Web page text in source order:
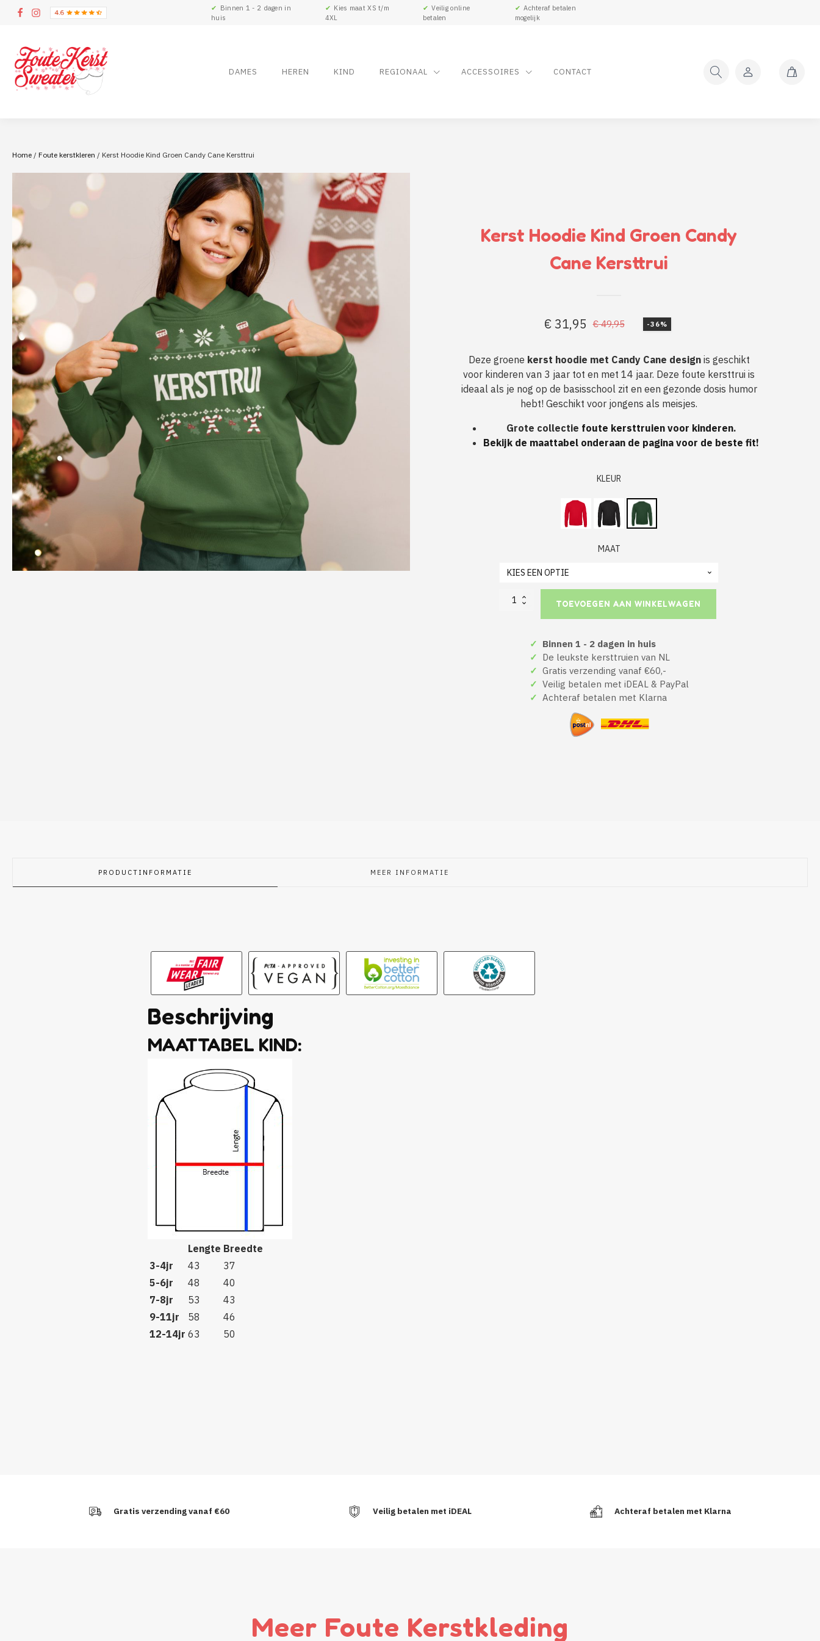
✔
Binnen 1 - 2 dagen in
huis
✔
Kies maat XS t/m
4XL
✔ Veilig online
betalen
✔ Achteraf betalen
mogelijk
DAMES HEREN KIND REGIONAAL ACCESSOIRES CONTACT
Home / Foute kerstkleren / Kerst Hoodie Kind Groen Candy Cane Kersttrui
Kerst Hoodie Kind Groen Candy
Cane Kersttrui
€49,95
Oorspronkelijke
was:
€ 49,95.
€31,95
Huidige
is:
€ 31,95.
-36%
Deze groene kerst hoodie met Candy Cane designis geschikt
voor kinderen van 3 jaar tot en met 14 jaar. Deze foute kersttrui is
ideaal als je nog op de basisschool zit en een gezonde dosis humor
hebt! Geschikt voor jongens als meisjes.
Grote collectie foute kersttruien voor kinderen.
Bekijk de maattabel onderaan de pagina voor de beste fit!
KLEUR
MAAT
Kerst
TOEVOEGEN AAN WINKELWAGEN
✓ Binnen 1 - 2 dagen in huis
✓ De leukste kersttruien van NL
✓ Gratis verzending vanaf €60,-
✓ Veilig betalen met iDEAL & PayPal
✓ Achteraf betalen met Klarna
PRODUCTINFORMATIE MEER INFORMATIE
Beschrijving
MAATTABEL KIND:
Lengte Breedte
3-4jr
43
37
5-6jr
48
40
7-8jr
53
43
9-11jr
58
46
12-14jr 63 50
Gratis verzending vanaf €60 Veilig betalen met iDEAL Achteraf betalen met Klarna
Meer Foute Kerstkleding